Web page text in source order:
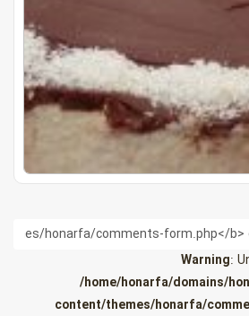
Warning:
/home/honarfa/domains/
content/themes/honarfa/